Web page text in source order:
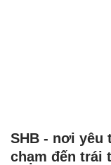
SHB - nơi yêu
chạm đến trái